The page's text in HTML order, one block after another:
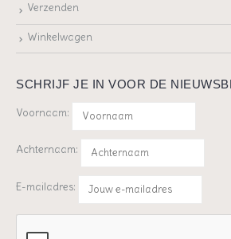
Verzenden
Winkelwagen
SCHRIJF JE IN VOOR DE
Voornaam:
Achternaam:
E-mailadres: